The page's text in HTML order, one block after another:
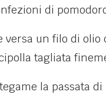
di
versa un filo di olio
tagliata
la passata